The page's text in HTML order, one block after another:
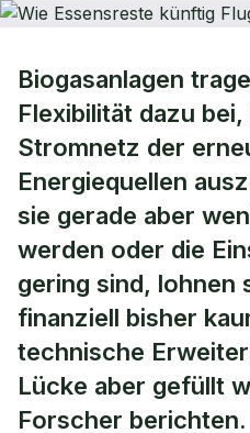
Wie Essensreste
antreiben
Biogasanlagen
Flexibilität dazu
Stromnetz der
Energiequellen
sie gerade aber
werden oder die
gering sind, lohnen
finanziell bisher
technische
Lücke aber gefüllt
Forscher